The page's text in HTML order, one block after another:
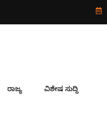
ರಾಜ್ಯ ವಿಶೇಷ ಸುದ್ದಿ